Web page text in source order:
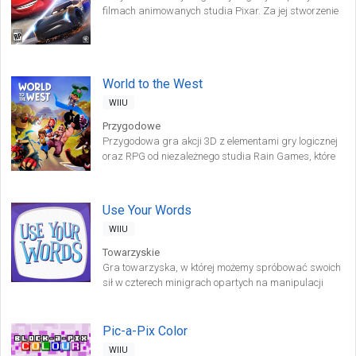
filmach animowanych studia Pixar. Za jej stworzenie
World to the West
WIIU
Przygodowe
Przygodowa gra akcji 3D z elementami gry logicznej
oraz RPG od niezależnego studia Rain Games, które
Use Your Words
WIIU
Towarzyskie
Gra towarzyska, w której możemy spróbować swoich
sił w czterech minigrach opartych na manipulacji
się przy użyciu telefonów lub tabletów obsługujących
Pic-a-Pix Color
WIIU